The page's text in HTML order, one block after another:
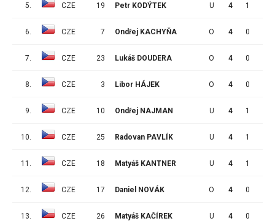
5. CZE 19 Petr KODÝTEK U 4 1
6. CZE 7 Ondřej KACHYŇA O 4 0
7. CZE 23 Lukáš DOUDERA O 4 0
8. CZE 3 Libor HÁJEK O 4 0
9. CZE 10 Ondřej NAJMAN U 4 1
10. CZE 25 Radovan PAVLÍK U 4 1
11. CZE 18 Matyáš KANTNER U 4 1
12. CZE 17 Daniel NOVÁK O 4 0
13. CZE 26 Matyáš KAČÍREK U 4 0